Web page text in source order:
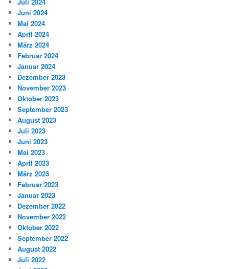
Juni 2024
Mai 2024
April 2024
März 2024
Februar 2024
Januar 2024
Dezember 2023
November 2023
Oktober 2023
September 2023
August 2023
Juli 2023
Juni 2023
Mai 2023
April 2023
März 2023
Februar 2023
Januar 2023
Dezember 2022
November 2022
Oktober 2022
September 2022
August 2022
Juli 2022